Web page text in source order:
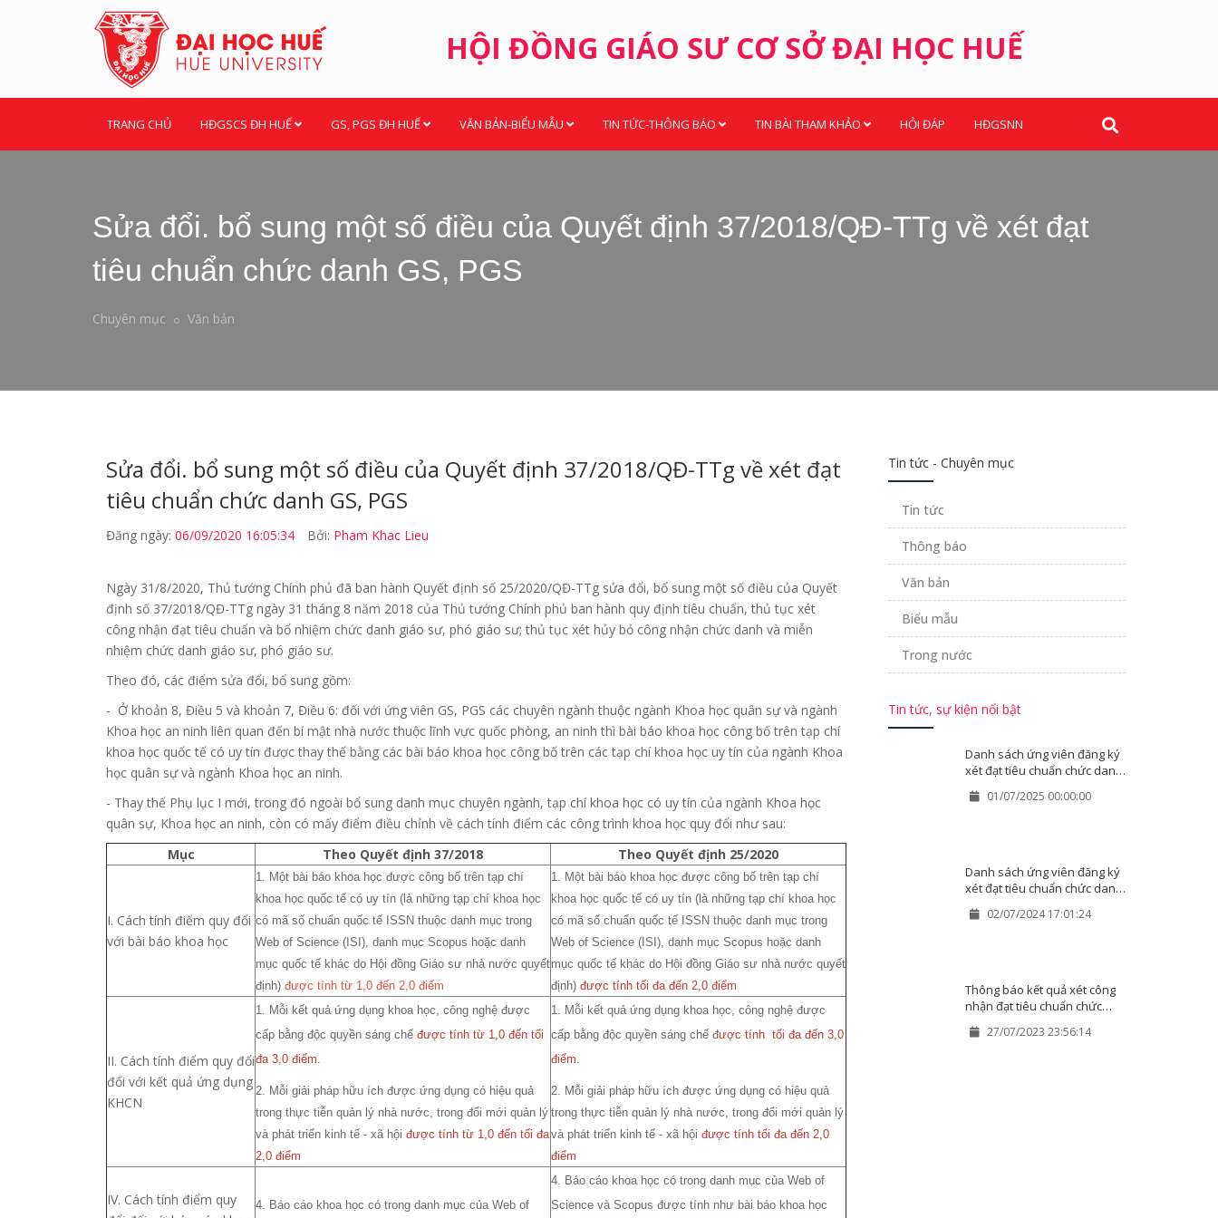
HỘI ĐỒNG GIÁO SƯ CƠ SỞ ĐẠI HỌC HUẾ
TRANG CHỦ HĐGSCS ĐH HUẾ GS, PGS ĐH HUẾ VĂN BẢN-BIỂU MẪU TIN TỨC-THÔNG BÁO TIN BÀI THAM KHẢO HỎI ĐÁP HĐGSNN
Sửa đổi. bổ sung một số điều của Quyết định 37/2018/QĐ-TTg về xét đạt
tiêu chuẩn chức danh GS, PGS
Chuyên mục Văn bản
Sửa đổi. bổ sung một số điều của Quyết định 37/2018/QĐ-TTg về xét đạt
tiêu chuẩn chức danh GS, PGS
Đăng ngày: 06/09/2020 16:05:34 Bởi: Pham Khac Lieu
Ngày 31/8/2020, Thủ tướng Chính phủ đã ban hành Quyết định số 25/2020/QĐ-TTg sửa đổi, bổ sung một số điều của Quyết
định số 37/2018/QĐ-TTg ngày 31 tháng 8 năm 2018 của Thủ tướng Chính phủ ban hành quy định tiêu chuẩn, thủ tục xét
công nhận đạt tiêu chuẩn và bổ nhiệm chức danh giáo sư, phó giáo sư; thủ tục xét hủy bỏ công nhận chức danh và miễn
nhiệm chức danh giáo sư, phó giáo sư.
Theo đó, các điểm sửa đổi, bổ sung gồm:
- Ở khoản 8, Điều 5 và khoản 7, Điều 6: đối với ứng viên GS, PGS các chuyên ngành thuộc ngành Khoa học quân sự và ngành
Khoa học an ninh liên quan đến bí mật nhà nước thuộc lĩnh vực quốc phòng, an ninh thì bài báo khoa học công bố trên tạp chí
khoa học quốc tế có uy tín được thay thế bằng các bài báo khoa học công bố trên các tạp chí khoa học uy tín của ngành Khoa
học quân sự và ngành Khoa học an ninh.
- Thay thế Phụ lục I mới, trong đó ngoài bổ sung danh mục chuyên ngành, tạp chí khoa học có uy tín của ngành Khoa học
quân sự, Khoa học an ninh, còn có mấy điểm điều chỉnh về cách tính điểm các công trình khoa học quy đổi như sau:
Mục
Theo Quyết định 37/2018 Theo Quyết định 25/2020
I. Cách tính điểm quy đổi
với bài báo khoa học
1. Một bài báo khoa học được công bố trên tạp chí
khoa học quốc tế có uy tín (là những tạp chí khoa học
có mã số chuẩn quốc tế ISSN thuộc danh mục trong
Web of Science (ISI), danh mục Scopus hoặc danh
mục quốc tế khác do Hội đồng Giáo sư nhà nước quyết
định)được tính từ 1,0 đến 2,0 điểm
1. Một bài báo khoa học được công bố trên tạp chí
khoa học quốc tế có uy tín (là những tạp chí khoa học
có mã số chuẩn quốc tế ISSN thuộc danh mục trong
Web of Science (ISI), danh mục Scopus hoặc danh
mục quốc tế khác do Hội đồng Giáo sư nhà nước quyết
định)được tính tối đa đến 2,0 điểm
II. Cách tính điểm quy đổi
đối với kết quả ứng dụng
KHCN
1. Mỗi kết quả ứng dụng khoa học, công nghệ được
cấp bằng độc quyền sáng chếđược tính từ 1,0 đến tối
đa 3,0 điểm.
2. Mỗi giải pháp hữu ích được ứng dụng có hiệu quả
trong thực tiễn quản lý nhà nước, trong đổi mới quản lý
và phát triển kinh tế - xã hộiđược tính từ 1,0 đến tối đa
2,0 điểm
1. Mỗi kết quả ứng dụng khoa học, công nghệ được
cấp bằng độc quyền sáng chế được tính tối đa đến 3,0
điểm.
2. Mỗi giải pháp hữu ích được ứng dụng có hiệu quả
trong thực tiễn quản lý nhà nước, trong đổi mới quản lý
và phát triển kinh tế - xã hộiđược tính tối đa đến 2,0
điểm
IV. Cách tính điểm quy
4. Báo cáo khoa học có trong danh mục của Web of
4. Báo cáo khoa học có trong danh mục của Web of
Science và Scopus được tính như bài báo khoa học
Tin tức - Chuyên mục
Tin tức
Thông báo
Văn bản
Biểu mẫu
Trong nước
Tin tức, sự kiện nổi bật
Danh sách ứng viên đăng ký
xét đạt tiêu chuẩn chức danh
GS, PGS tại các HĐGSCS Đại
học Huế năm 2025
01/07/2025 00:00:00
Danh sách ứng viên đăng ký
xét đạt tiêu chuẩn chức danh
GS, PGS tại các HĐGSCS Đại
học Huế năm 2024
02/07/2024 17:01:24
Thông báo kết quả xét công
nhận đạt tiêu chuẩn chức
danh giáo sư, phó giáo sư
năm 2023 tại 04 HĐGSCS Đại
27/07/2023 23:56:14